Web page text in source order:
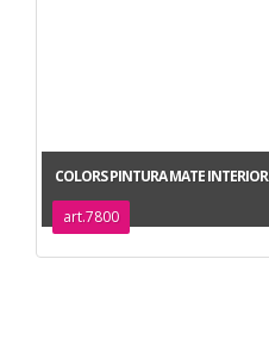
COLORS PINTURA MATE INTERIOR
art.7800